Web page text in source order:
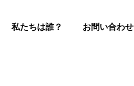
私たちは誰？ お問い合わせ